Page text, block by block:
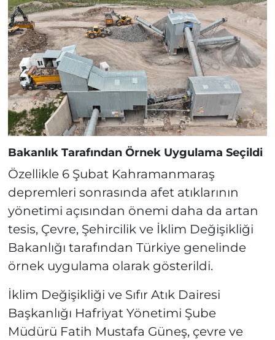
Bakanlık Tarafından Örnek Uygulama Seçildi
Özellikle 6 Şubat Kahramanmaraş
depremleri sonrasında afet atıklarının
yönetimi açısından önemi daha da artan
tesis, Çevre, Şehircilik ve İklim Değişikliği
Bakanlığı tarafından Türkiye genelinde
örnek uygulama olarak gösterildi.
İklim Değişikliği ve Sıfır Atık Dairesi
Başkanlığı Hafriyat Yönetimi Şube
Müdürü Fatih Mustafa Güneş, çevre ve